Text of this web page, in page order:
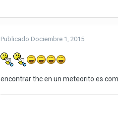
Publicado Dociembre 1, 2015
encontrar thc en un meteorito es